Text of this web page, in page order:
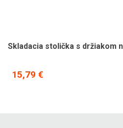
Skladacia stolička s držiakom
15,79 €